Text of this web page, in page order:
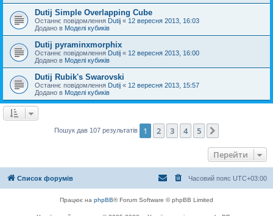
Dutij Simple Overlapping Cube
Останнє повідомлення Dutij « 12 вересня 2013, 16:03
Додано в Моделі кубиків
Dutij pyraminxmorphix
Останнє повідомлення Dutij « 12 вересня 2013, 16:00
Додано в Моделі кубиків
Dutij Rubik's Swarovski
Останнє повідомлення Dutij « 12 вересня 2013, 15:57
Додано в Моделі кубиків
Пошук дав 107 результатів 1 2 3 4 5
Перейти
Список форумів Часовий пояс UTC+03:00
Працює на phpBB® Forum Software © phpBB Limited